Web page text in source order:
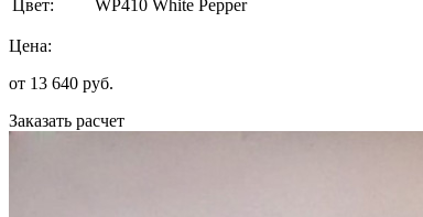
Цвет: WP410 White Pepper
Цена:
от 13 640 руб.
Заказать расчет